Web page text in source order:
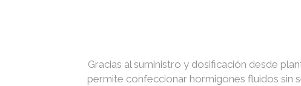
Gracias al suministro y dosificación desde
permite confeccionar hormigones fluidos sin